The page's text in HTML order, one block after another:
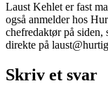
Laust Kehlet er fast
også anmelder hos
chefredaktør på
direkte på
Skriv et svar